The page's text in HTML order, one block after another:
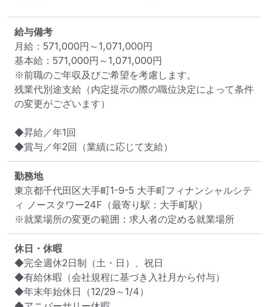
給与備考
月給：571,000円～1,071,000円
基本給：571,000円～1,071,000円
※前職のご年収及びご希望を考慮します。
残業代別途支給（内定提示の際の職位決定によって条件
の変更がございます）
◆昇給／年1回
◆賞与／年2回（業績に応じて支給）
勤務地
東京都千代田区大手町1-9-5 大手町フィナンシャルシテ
ィ ノースタワー24F （最寄り駅：大手町駅）
※就業場所の変更の範囲：求人者の定める就業場所
休日・休暇
◆完全週休2日制（土・日）、祝日
◆有給休暇（会社規程に基づき入社月から付与）
◆年末年始休日（12/29～1/4）